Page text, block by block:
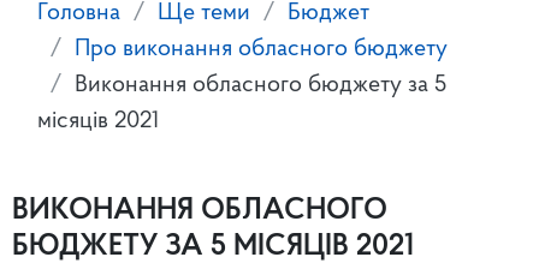
Головна Ще теми
Бюджет
Про виконання обласного бюджету
Виконання обласного бюджету за 5
місяців 2021
ВИКОНАННЯ ОБЛАСНОГО
БЮДЖЕТУ ЗА 5 МІСЯЦІВ 2021